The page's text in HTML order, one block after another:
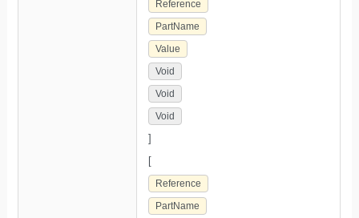
Reference
PartName
Value
Void
Void
Void
]
[
Reference
PartName